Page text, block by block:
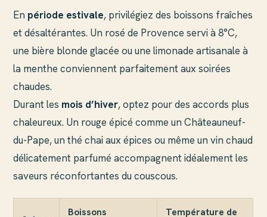
En période estivale, privilégiez des boissons fraîches
et désaltérantes. Un rosé de Provence servi à 8°C,
une bière blonde glacée ou une limonade artisanale à
la menthe conviennent parfaitement aux soirées
chaudes.
Durant les mois d’hiver, optez pour des accords plus
chaleureux. Un rouge épicé comme un Châteauneuf-
du-Pape, un thé chai aux épices ou même un vin chaud
délicatement parfumé accompagnent idéalement les
saveurs réconfortantes du couscous.
Boissons
Température de